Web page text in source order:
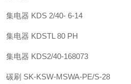
集电器 KDS 2/40- 6-14
集电器 KDSTL 80 PH
集电器 KDS2/40-168073
碳刷 SK-KSW-MSWA-PE/S-28